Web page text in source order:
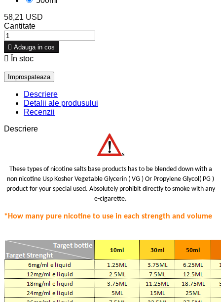
58,21 USD
Cantitate
 Adauga in cos
 În stoc
Descriere
Detalii ale produsului
Recenzii
Descriere
s
These types of nicotine salts base products has to be blended down with a
non nicotine Usp Kosher Vegetable Glycerin ( VG ) Or Propylene Glycol( PG )
product for your special used. Absolutely prohibit directly to smoke with any
e-cigarette.
*How many pure nicotine to use in each strength and volume